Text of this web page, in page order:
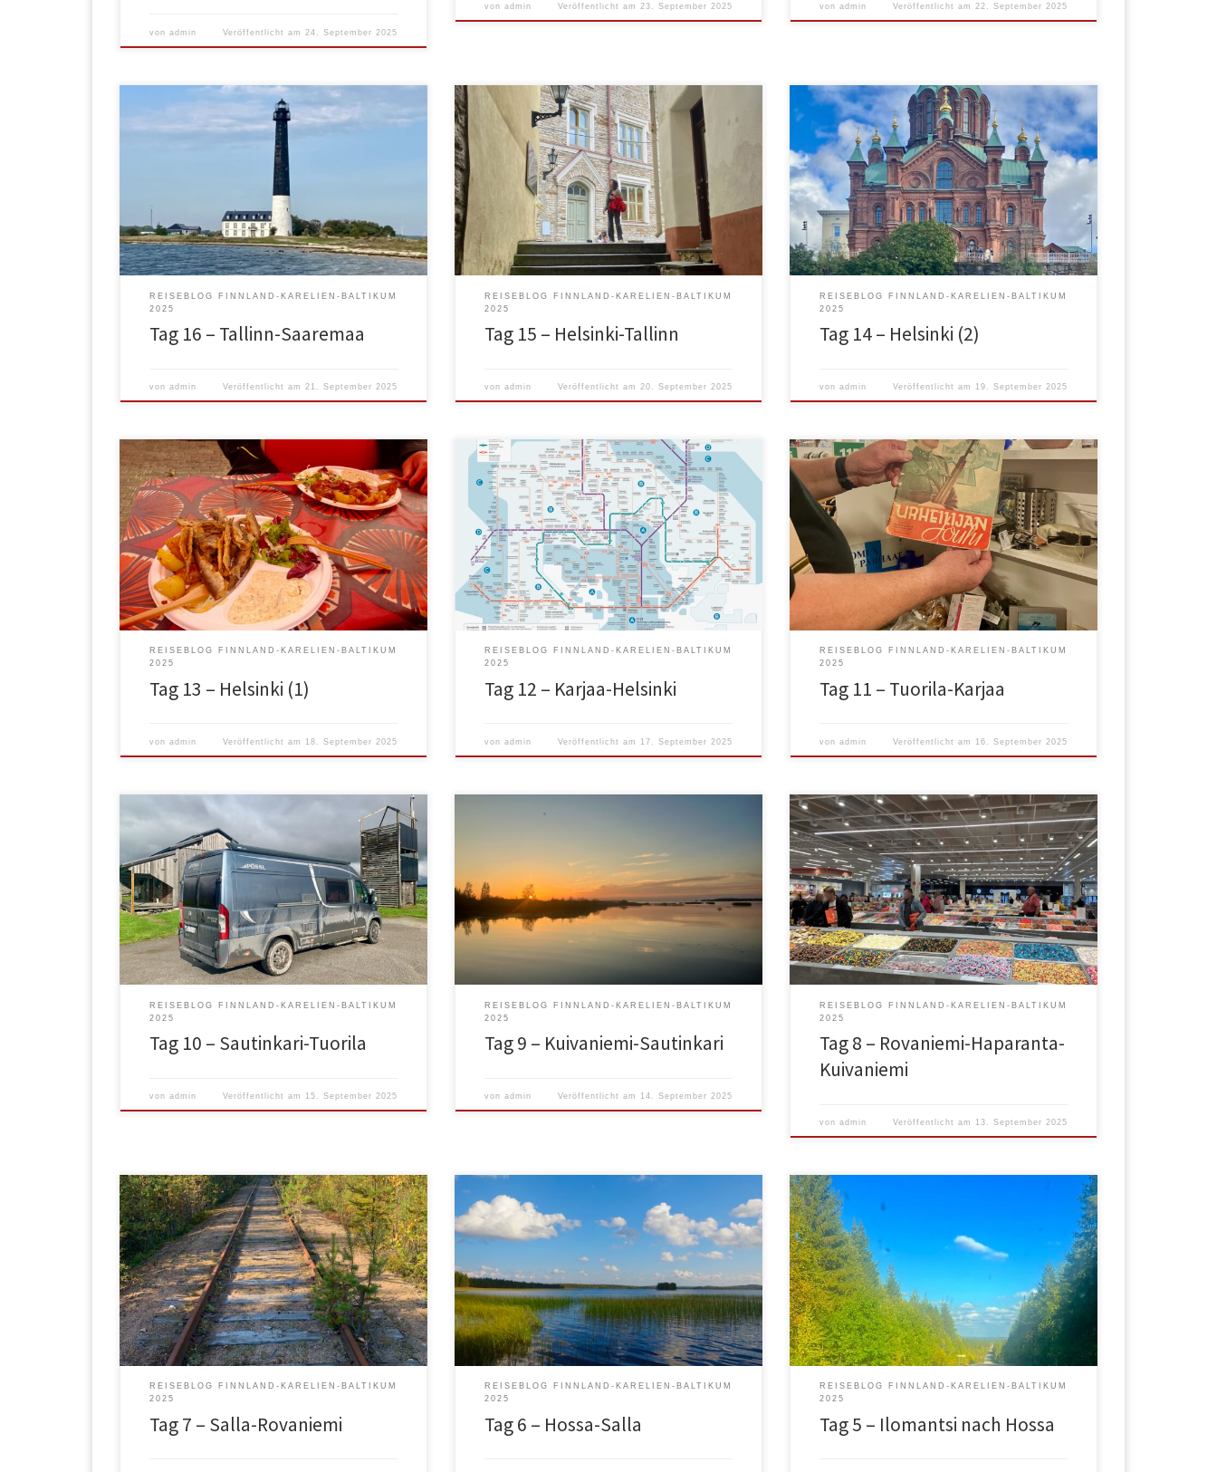
von admin Veröffentlicht am 24. September 2025
von admin Veröffentlicht am 23. September 2025 von admin Veröffentlicht am 22. September 2025
Ich habe bis nach 8:00 geschlafen, während Monika
schon um 7:00 anfing zu wirtschaften. Als Frühstück
gabs nur eine Apfeltasche vom Makrt gestern und
eine Tasse Tee. Dann ging es los, raus aus Talinn,
vorbei an der Staatsbibliothek… …rein in die
Vororte, wo die Häuser niedriger und kleiner
wurden. Aber […]
REISEBLOG FINNLAND-KARELIEN-BALTIKUM
2025
Tag 16 – Tallinn-Saaremaa
von admin Veröffentlicht am21. September 2025
Morgens um 6:30 aufgestanden, geduscht,
zusammengepackt, dann die imperiale
Standardprozedur (Star Wars Fans wissen wovon ich
rede: Klo entleert, Abfall entsorgt), und so ging es
ohne Frühstück und Kaffee in den regnerischen
Morgen. Zum Fährhafen waren es 15km vom
Campingplatz. So bekamen wir nochmal eine kleine
Sightseeing-Tour. Am Yachthafen vorbei… […]
REISEBLOG FINNLAND-KARELIEN-BALTIKUM
2025
Tag 15 – Helsinki-Tallinn
von admin Veröffentlicht am20. September 2025
Erstmal lange geschlafen und dann langsam
aufgestanden. Es regnete immer wieder, aber ab
Mittag sollte die Sonne rauskommen. Also
beschlossen wir, erst Mittags loszumachen. Ansehen
wollten wir nicht mehr großartig, aber ein
Mittagessen am Markt wäre nochmal was. Also
wieder mit Bus/U-/Strassenbahn dort hin. Wir fanden
natürlich auch was zu […]
REISEBLOG FINNLAND-KARELIEN-BALTIKUM
2025
Tag 14 – Helsinki (2)
von admin Veröffentlicht am 19. September 2025
Da es morgens richtig schüttete, hatten wir keine
Eile, loszukommen. Ab 10:00 wurde es dann besser
und wir machten uns auf den Weg. Da die Metro (U-
Bahn) wegen Brückenbauarbeiten nicht bis zu
unserer Station fuhr, nahmen wir den
Schienenersatzverkehr, sprich eine Sonderbuslinie
bis zur letzten offenen Metro-Station. Dort sind wir
[…]
REISEBLOG FINNLAND-KARELIEN-BALTIKUM
2025
Tag 13 – Helsinki (1)
von admin Veröffentlicht am 18. September 2025
Im Bett gelegen bis um 9:00. Zum Frühstück sind wir
der Einfachheit halber in den Hesburger nebenan
gegangen. Kein Gedöns und keine Räumerei. Dann
ging es los und schon wieder kamen uns
Holztransporter entgegen. Interessanterweise haben
die 4-achsigen Zugfahrzeuge nicht vorne zwei
Lenkachsen und hinten zwei Zwillingsbereifte,
sondern vorne nur […]
REISEBLOG FINNLAND-KARELIEN-BALTIKUM
2025
Tag 12 – Karjaa-Helsinki
von admin Veröffentlicht am 17. September 2025
Es war ein Regentag. Also beschlossen wir, eine
Kilometertag zu machen. Zwar ohne Eile, aber eben
keine großen Aufenthalte, weil es spaßbefreit ist, bei
strömendem Regen in irgendeiner Stadt
rumzulaufen. Der Blick aus dem Fenster sah so aus…
Das wurde Bazi schnell langweilig und er legte sich
hin und schlief. […]
REISEBLOG FINNLAND-KARELIEN-BALTIKUM
2025
Tag 11 – Tuorila-Karjaa
von admin Veröffentlicht am 16. September 2025
Zum Frühstück gab Haferflocken mit Blaubeeren /
Heidelbeeren. Als Vergleich kann man hier
aufgeschnitten den Unterschied sehen: rechts die
Kulturblaubeeren vom Supermarkt, in der Mitte die
echten Blaubeeren aus dem Wald und rechts
Moosbeeren. Es regnete und das blieb auch so den
ganzen Tag so. Also war heute eher Fahren […]
REISEBLOG FINNLAND-KARELIEN-BALTIKUM
2025
Tag 10 – Sautinkari-Tuorila
von admin Veröffentlicht am 15. September 2025
Dann habe ich mich mir dem Hund auf einen
Spaziergang begeben, um herauszufinden, wo der
Toilettentank entleert werden kann. Ich fand die
Stelle, die zugleich für den Fäkal, wie den
Garuwassertank war. Einfach ein Deckel im Boden
und gut ist. 5 Meter daneben ein […]
REISEBLOG FINNLAND-KARELIEN-BALTIKUM
2025
Tag 9 – Kuivaniemi-Sautinkari
von admin Veröffentlicht am 14. September 2025
Die Nacht über hatte es teilweise kräftig geregnet
und auch morgens regnete es immer wieder. Bazi
gefiel das weniger. Bazi ist ein Dackel und die haben
einen eng definierten Temperaturbereich, in dem
sie richtig funktionieren: Aber es war um die 15°, auf
gut Dackel gesagt: zu unangenehm! Wir verließen
den […]
REISEBLOG FINNLAND-KARELIEN-BALTIKUM
2025
Tag 8 – Rovaniemi-Haparanta-
Kuivaniemi
von admin Veröffentlicht am 13. September 2025
Da wir heute nur 150km vor uns hatten, haben wir
uns in der Früh Zeit gelassen. In Ruhe gefrühstückt,
mit dem Hund gegangen etc. etc., was wir halt so
anls Standradprozedur vor der Abfahrt machen. In
Salla habe ich noch getankt, da ich einerseits wegen
evtl. politischen Gereiztheiten immer genug […]
REISEBLOG FINNLAND-KARELIEN-BALTIKUM
2025
Tag 7 – Salla-Rovaniemi
Morgens etwas länger geschlafen, da wir heute „nur“
200km fahren wollen. Zuerst einmal mit dem Hund
eine Runde und dann Frühstück… Als Frühstück
„Haferflocken mit selbstgepflückten Heidelbeeren.
Die hatte Monika gestern im Wald gesammelt. Nunja,
was soll ich sagen, unsere Haferflocken hatten wir
noch vom letzten Jahr aus Schweden.
Originalverpackt! […]
REISEBLOG FINNLAND-KARELIEN-BALTIKUM
2025
Tag 6 – Hossa-Salla
Wir standen um 6:30 auf. Ein wenig Spazierengehen
mit dem Hund, eine Tasse Kaffee und einen
Apfelkuchen, das war’s. Wie schon auf vorherigen
Bildern zu sehen, hatten wir innerhalb eines Tages
Insekten in einer Menge auf der Scheibe hängen,
wie wir sie zu Hause in einem Jahr nicht haben. Vor
[…]
REISEBLOG FINNLAND-KARELIEN-BALTIKUM
2025
Tag 5 – Ilomantsi nach Hossa